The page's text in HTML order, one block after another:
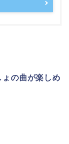
の曲が楽しめ